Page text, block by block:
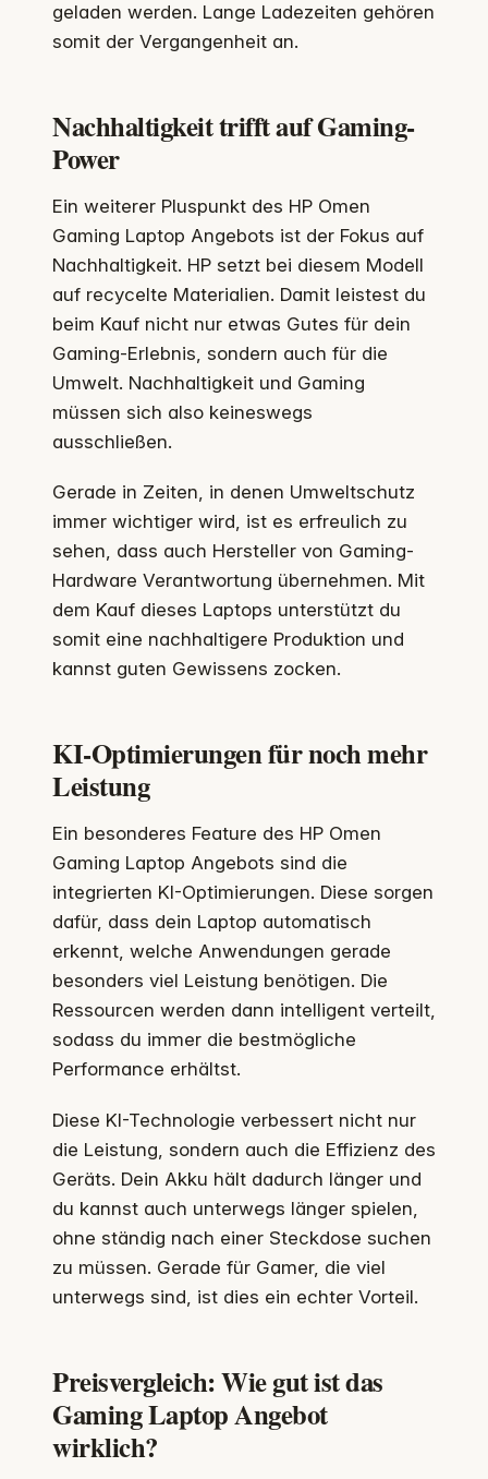
geladen werden. Lange Ladezeiten gehören
somit der Vergangenheit an.
Nachhaltigkeit trifft auf Gaming-
Power
Ein weiterer Pluspunkt des HP Omen
Gaming Laptop Angebots ist der Fokus auf
Nachhaltigkeit. HP setzt bei diesem Modell
auf recycelte Materialien. Damit leistest du
beim Kauf nicht nur etwas Gutes für dein
Gaming-Erlebnis, sondern auch für die
Umwelt. Nachhaltigkeit und Gaming
müssen sich also keineswegs
ausschließen.
Gerade in Zeiten, in denen Umweltschutz
immer wichtiger wird, ist es erfreulich zu
sehen, dass auch Hersteller von Gaming-
Hardware Verantwortung übernehmen. Mit
dem Kauf dieses Laptops unterstützt du
somit eine nachhaltigere Produktion und
kannst guten Gewissens zocken.
KI-Optimierungen für noch mehr
Leistung
Ein besonderes Feature des HP Omen
Gaming Laptop Angebots sind die
integrierten KI-Optimierungen. Diese sorgen
dafür, dass dein Laptop automatisch
erkennt, welche Anwendungen gerade
besonders viel Leistung benötigen. Die
Ressourcen werden dann intelligent verteilt,
sodass du immer die bestmögliche
Performance erhältst.
Diese KI-Technologie verbessert nicht nur
die Leistung, sondern auch die Effizienz des
Geräts. Dein Akku hält dadurch länger und
du kannst auch unterwegs länger spielen,
ohne ständig nach einer Steckdose suchen
zu müssen. Gerade für Gamer, die viel
unterwegs sind, ist dies ein echter Vorteil.
Preisvergleich: Wie gut ist das
Gaming Laptop Angebot
wirklich?